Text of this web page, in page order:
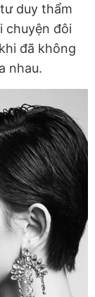
duy thẩm
chuyện đôi
đã không
nhau.